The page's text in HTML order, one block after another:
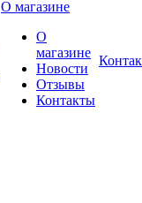
О магазине
О
магазине
Новости
Отзывы
Контакты